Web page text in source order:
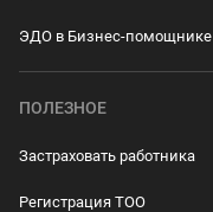
ЭДО в Бизнес-помощнике
ПОЛЕЗНОЕ
Застраховать работника
Регистрация ТОО